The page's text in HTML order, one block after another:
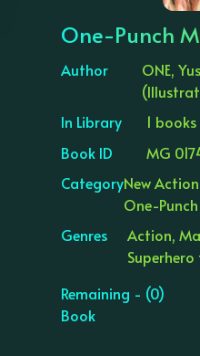
One-Punch
Author
ONE,
In Library
1 books
Book ID
MG
CategoryNew
One-
Genres
Action,
Remaining - (0)
Book